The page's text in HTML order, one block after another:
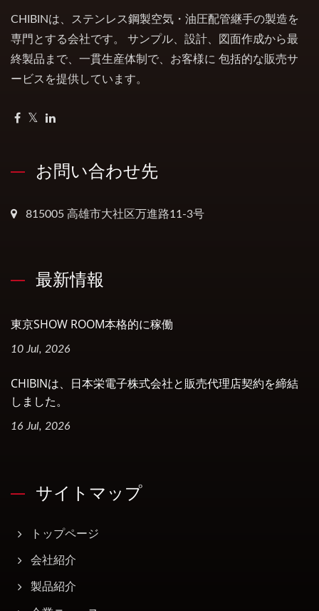
CHIBINは、ステンレス鋼製空気・油圧配管継手の製造を
専門とする会社です。 サンプル、設計、図面作成から最
終製品まで、一貫生産体制で、お客様に 包括的な販売サ
ービスを提供しています。
お問い合わせ先
815005 高雄市大社区万進路11-3号
最新情報
東京SHOW ROOM本格的に稼働
10 Jul, 2026
CHIBINは、日本栄電子株式会社と販売代理店契約を締結
しました。
16 Jul, 2026
サイトマップ
トップページ
会社紹介
製品紹介